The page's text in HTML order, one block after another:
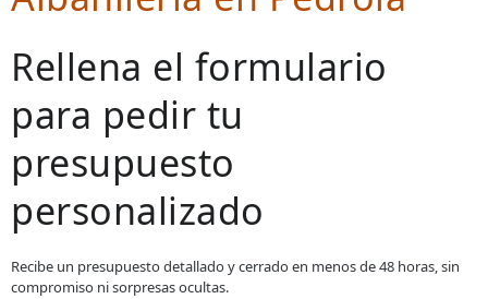
Rellena el formulario
para pedir tu
presupuesto
personalizado
Recibe un presupuesto detallado y cerrado en menos de 48 horas, sin
compromiso ni sorpresas ocultas.